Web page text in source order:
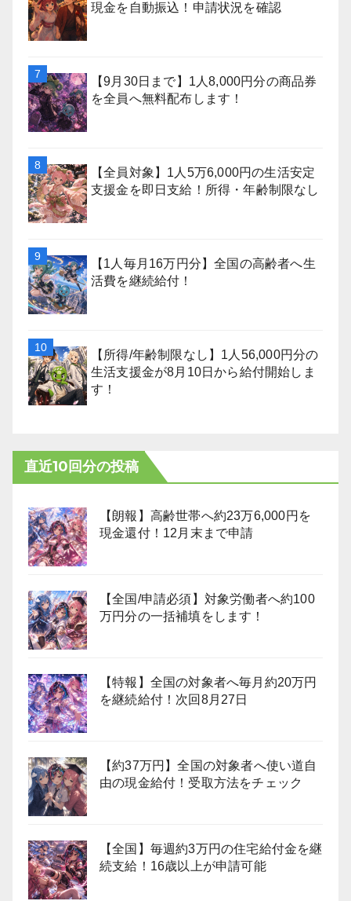
現金を自動振込！申請状況を確認
【9月30日まで】1人8,000円分の商品券
を全員へ無料配布します！
【全員対象】1人5万6,000円の生活安定
支援金を即日支給！所得・年齢制限なし
【1人毎月16万円分】全国の高齢者へ生
活費を継続給付！
【所得/年齢制限なし】1人56,000円分の
生活支援金が8月10日から給付開始しま
す！
直近10回分の投稿
【朗報】高齢世帯へ約23万6,000円を
現金還付！12月末まで申請
【全国/申請必須】対象労働者へ約100
万円分の一括補填をします！
【特報】全国の対象者へ毎月約20万円
を継続給付！次回8月27日
【約37万円】全国の対象者へ使い道自
由の現金給付！受取方法をチェック
【全国】毎週約3万円の住宅給付金を継
続支給！16歳以上が申請可能